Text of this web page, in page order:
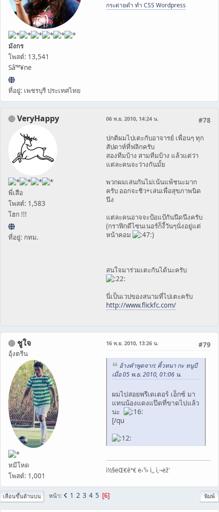
มังกร
โพสต์: 13,541
Sâ™¥ne
ที่อยู่: เพชรบุรี ประเทศไทย
กระต่ายดำ ทำ CSS Wordpress
VeryHappy
พี่เสือ
โพสต์: 1,583
โฮก !!!
ที่อยู่: กทม.
#78
06 พ.ย. 2010, 14:24 น.
ปกติผมไปเตะกับอาจารย์ เพื่อนๆ ทุก
สัปดาห์ที่ฟลิกครับ
สองทีมบ้าง สามทีมบ้าง แล้วแต่ว่า
แต่ละคนจะว่างกันมั้ย
พวกผมเล่นกันไม่เน้นแพ้ชนะมาก
ครับ ออกจะชิว+เล่นเพื่อสุขภาพนิด
นึง
แต่ละคนอาจจะป้อแป้กันนึดนึงครับ
(กราฟิกดีไซนเนอร์ก็งี้วันๆนั่งอยู่แต่
หน้าคอม
)
สนใจมาร่วมเตะกันได้นะครับ
นี่เป็นเวปของสนามที่ไปเตะครับ
http://www.flickfc.com/
ชูใจ
อุ้งตรีน
หมีโหด
โพสต์: 1,001
#79
16 พ.ย. 2010, 13:26 น.
อ้างคำพูดจาก: คิ้วหนา กะ หนูบี
เมื่อ 05 พ.ย. 2010, 01:06 น.
ผมไปสอยพรีเดเตอร์ เอ็กซ์ มา
แทนน้องแดงแป๊ดที่ขาดไปแล้ว
นะ
[/qu
ì½§ëŒ€ê°€ ë‹¹ì‹ ì,, ì,¬ëž'
พิมพ์
เลื่อนขึ้นด้านบน หน้า 1 2 3 4 5 6